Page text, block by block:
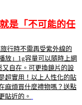
是「不可能的任
行時不需再受紫外線的
放」1g容量可以隨時上網
自在。可更換鏡片的設
超實用！以上人性化的貼
麻煩買什麼禮物嗎？送點
貼近的。